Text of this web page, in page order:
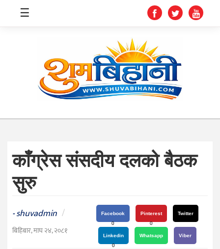
स्वास्थ्य
शिक्षा
संघीय
प्रविधि
जीवनशैली
दर्शन
☰
काँग्रेस संसदीय दलको बैठक
सुरु
-shuvadmin /
बिहिबार, माघ २४, २०८१
Facebook
0
Pinterest
0
Twitter
Linkedin
0
Whatsapp Viber